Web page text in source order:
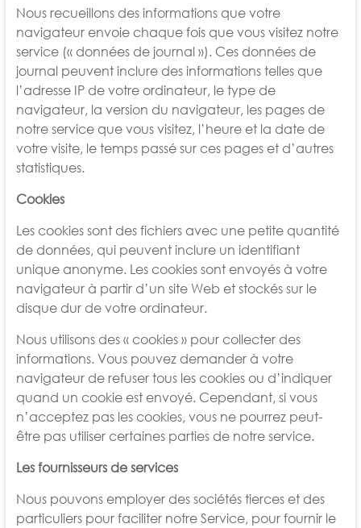
Nous recueillons des informations que votre
navigateur envoie chaque fois que vous visitez notre
service (« données de journal »). Ces données de
journal peuvent inclure des informations telles que
l’adresse IP de votre ordinateur, le type de
navigateur, la version du navigateur, les pages de
notre service que vous visitez, l’heure et la date de
votre visite, le temps passé sur ces pages et d’autres
statistiques.
Cookies
Les cookies sont des fichiers avec une petite quantité
de données, qui peuvent inclure un identifiant
unique anonyme. Les cookies sont envoyés à votre
navigateur à partir d’un site Web et stockés sur le
disque dur de votre ordinateur.
Nous utilisons des « cookies » pour collecter des
informations. Vous pouvez demander à votre
navigateur de refuser tous les cookies ou d’indiquer
quand un cookie est envoyé. Cependant, si vous
n’acceptez pas les cookies, vous ne pourrez peut-
être pas utiliser certaines parties de notre service.
Les fournisseurs de services
Nous pouvons employer des sociétés tierces et des
particuliers pour faciliter notre Service, pour fournir le